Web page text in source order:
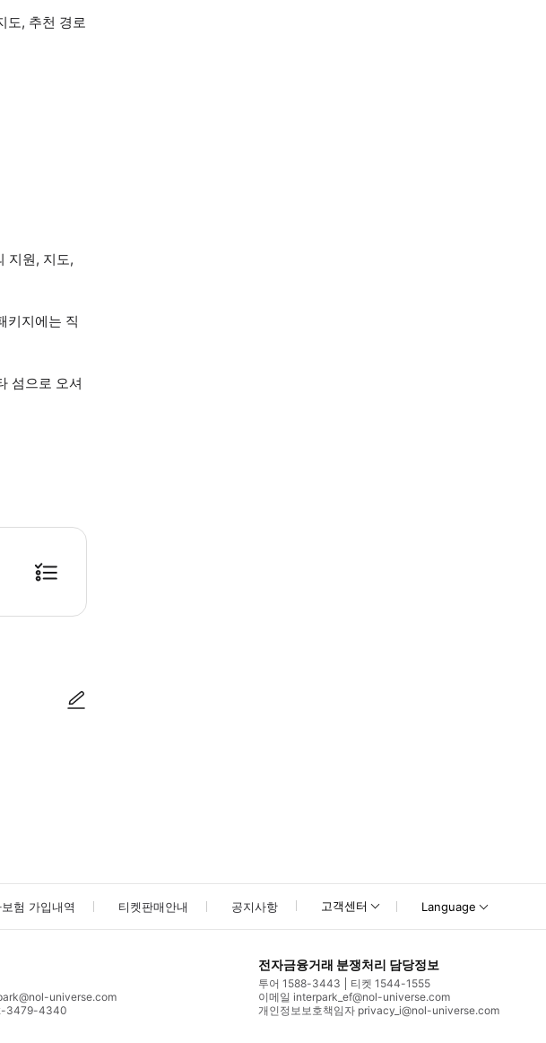
도, 추천 경로
지원, 지도,
키지에는 직
섬으로 오셔
리트에서 출발하는 페리는 투어 시작 60분 전에 출발합니다. 티켓을 구매하고 페리를 찾을 수 있도
험 가입내역 티켓판매안내 공지사항 고객센터 Language
universe.com
3479-4340
전자금융거래 분쟁처리 담당정보
투어 1588-3443
티켓 1544-1555
이메일 interpark_ef@nol-universe.com
개인정보보호책임자 privacy_i@nol-universe.com